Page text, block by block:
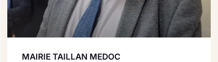
MAIRIE TAILLAN MEDOC